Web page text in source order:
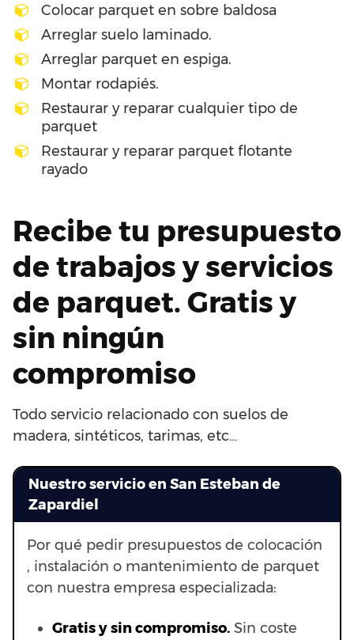
Colocar parquet en sobre baldosa
Arreglar suelo laminado.
Arreglar parquet en espiga.
Montar rodapiés.
Restaurar y reparar cualquier tipo de
parquet
Restaurar y reparar parquet flotante
rayado
Recibe tu presupuesto
de trabajos y servicios
de parquet. Gratis y
sin ningún
compromiso
Todo servicio relacionado con suelos de
madera, sintéticos, tarimas, etc…
Nuestro servicio en San Esteban de
Zapardiel
Por qué pedir presupuestos de colocación
, instalación o mantenimiento de parquet
con nuestra empresa especializada:
Gratis y sin compromiso. Sin coste